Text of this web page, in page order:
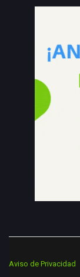
Aviso de Privacidad